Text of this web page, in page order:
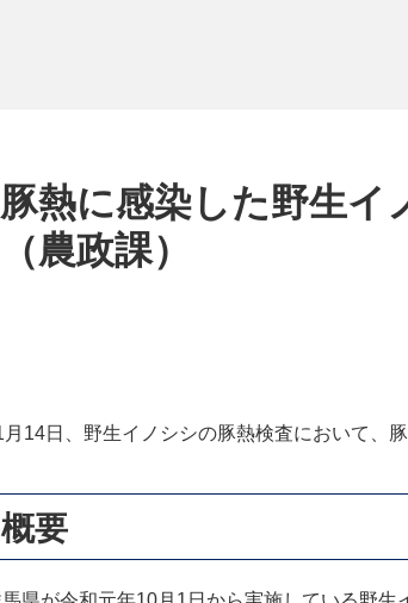
豚熱に感染した野生イ
（農政課）
14日、野生イノシシの豚熱検査において、
概要